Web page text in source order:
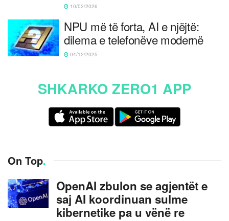
10/02/2026
NPU më të forta, AI e njëjtë:
dilema e telefonëve modernë
04/12/2025
SHKARKO ZERO1 APP
On Top.
OpenAI zbulon se agjentët e
saj AI koordinuan sulme
kibernetike pa u vënë re